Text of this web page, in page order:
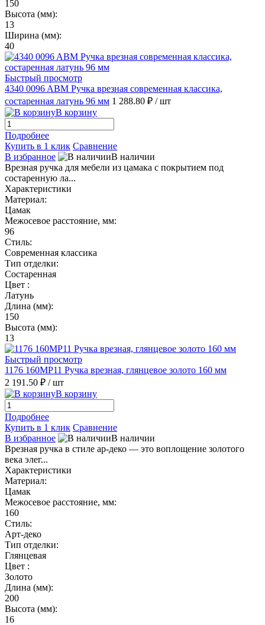
150
Высота (мм):
13
Ширина (мм):
40
Быстрый просмотр
4340 0096 ABM Ручка врезная современная классика,
состаренная латунь 96 мм 1 288.80 ₽ / шт
В корзину
Подробнее
Купить в 1 клик Сравнение
В избранное
В наличии
Врезная ручка для мебели из цамака с покрытием под
состаренную ла...
Характеристики
Материал:
Цамак
Межосевое расстояние, мм:
96
Стиль:
Современная классика
Тип отделки:
Состаренная
Цвет :
Латунь
Длина (мм):
150
Высота (мм):
13
Быстрый просмотр
1176 160MP11 Ручка врезная, глянцевое золото 160 мм
2 191.50 ₽ / шт
В корзину
Подробнее
Купить в 1 клик Сравнение
В избранное
В наличии
Врезная ручка в стиле ар-деко — это воплощение золотого
века элег...
Характеристики
Материал:
Цамак
Межосевое расстояние, мм:
160
Стиль:
Арт-деко
Тип отделки:
Глянцевая
Цвет :
Золото
Длина (мм):
200
Высота (мм):
16